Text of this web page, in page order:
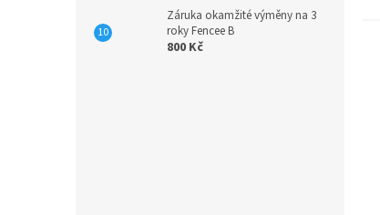
Záruka okamžité výměny na 3
roky Fencee B
800 Kč